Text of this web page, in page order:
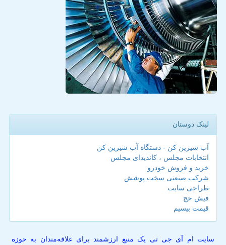
لینک دوستان
آب شیرین کن - دستگاه آب شیرین کن
انتخابات مجلس ، کاندیدای مجلس
خرید و فروش خودرو
شرکت صنعتی سخت پوشش
طراحی سایت
فیش حج
قیمت بیسیم
سایت ام آی جی تی یک منبع ارزشمند برای علاقه‌مندان به حوزه